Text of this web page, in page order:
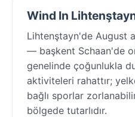
Wind In
Lihtenştayn'de August
— başkent Schaan'de
genelinde çoğunlukla
aktiviteleri rahattır;
bağlı sporlar
bölgede tutarlıdır.